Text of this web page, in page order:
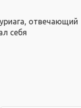
отвечающий
себя